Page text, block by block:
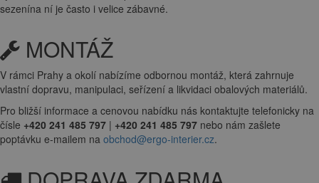
sezenína ní je často i velice zábavné.
MONTÁŽ
V rámci Prahy a okolí nabízíme odbornou montáž, která zahrnuje
vlastní dopravu, manipulaci, seřízení a likvidaci obalových materiálů.
Pro bližší informace a cenovou nabídku nás kontaktujte telefonicky na
čísle +420 241 485 797 | +420 241 485 797 nebo nám zašlete
poptávku e-mailem na obchod@ergo-interier.cz.